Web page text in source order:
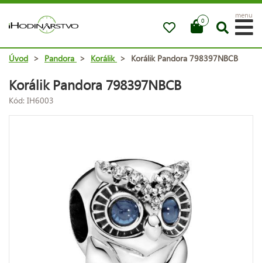
0
menu
Úvod > Pandora > Korálik > Korálik Pandora 798397NBCB
Korálik Pandora 798397NBCB
Kód: IH6003